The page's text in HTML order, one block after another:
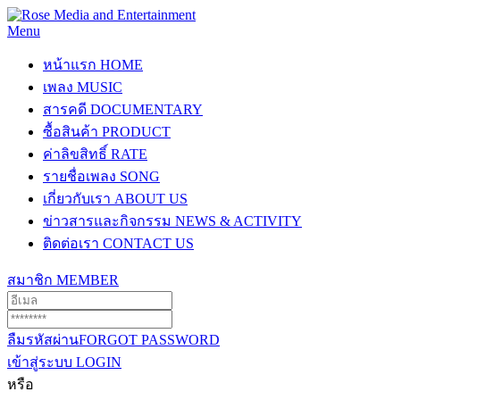
Menu
หน้าแรก HOME
เพลง MUSIC
สารคดี DOCUMENTARY
ซื้อสินค้า PRODUCT
ค่าลิขสิทธิ์ RATE
รายชื่อเพลง SONG
เกี่ยวกับเรา ABOUT US
ข่าวสารและกิจกรรม NEWS & ACTIVITY
ติดต่อเรา CONTACT US
สมาชิก MEMBER
ลืมรหัสผ่านFORGOT PASSWORD
เข้าสู่ระบบ LOGIN
หรือ